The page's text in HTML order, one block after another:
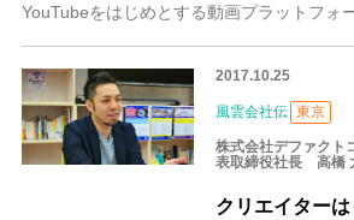
2017.10.25
風雲会社伝 東京
株式会社デファクト
表取締役社長 高橋
クリエイター